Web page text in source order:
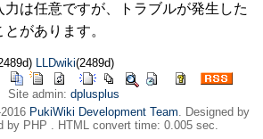
力は任意ですが、トラブルが発生した
があります。
LLDwiki(2489d)
Site admin: dplusplus
PukiWiki Development Team. Designed by
by PHP . HTML convert time: 0.005 sec.